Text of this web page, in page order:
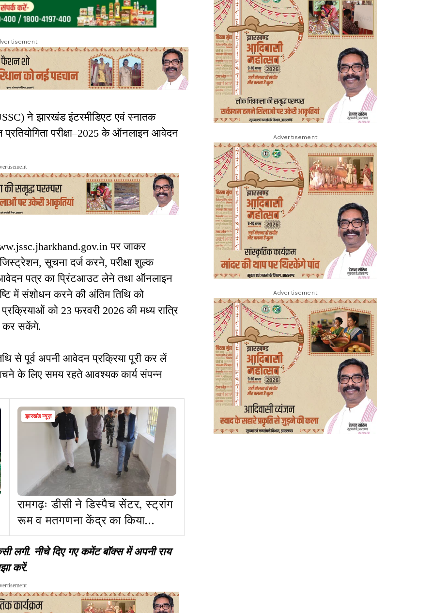
ने झारखंड इंटरमीडिएट एवं स्नातक
प्रतियोगिता परीक्षा–2025 के ऑनलाइन आवेदन
पर जाकर
सूचना दर्ज करने, परीक्षा शुल्क
आवेदन पत्र का प्रिंटआउट लेने तथा ऑनलाइन
में संशोधन करने की अंतिम तिथि को
को 23 फरवरी 2026 की मध्य रात्रि
कर सकेंगे.
से पूर्व अपनी आवेदन प्रक्रिया पूरी कर लें
के लिए समय रहते आवश्यक कार्य संपन्न
झारखंड न्यूज़
रामगढ़ः डीसी ने डिस्पैच सेंटर, स्ट्रांग
रूम व मतगणना केंद्र का किया
निरीक्षण
नीचे दिए गए कमेंट बॉक्स में अपनी राय
करें.
Advertisement
Advertisement